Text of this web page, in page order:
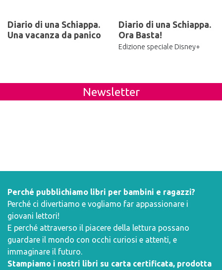
Diario di una Schiappa.
Una vacanza da panico
Diario di una Schiappa.
Ora Basta!
Edizione speciale Disney+
Newsletter
Perché pubblichiamo libri per bambini e ragazzi?
Perché ci divertiamo e vogliamo far appassionare i
giovani lettori!
E perché attraverso il piacere della lettura possano
guardare il mondo con occhi curiosi e attenti, e
immaginare il futuro.
Stampiamo i nostri libri su carta certificata, prodotta